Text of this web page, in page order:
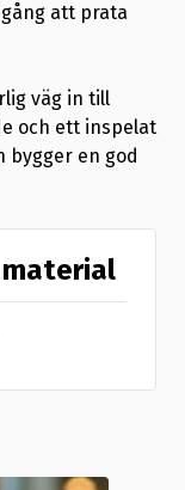
att prata
väg in till
och ett inspelat
bygger en god